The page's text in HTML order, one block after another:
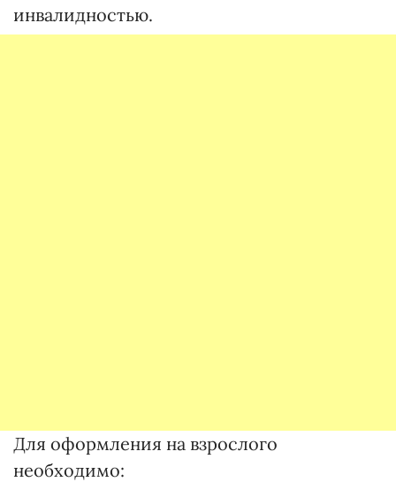
инвалидностью.
Для оформления на взрослого
необходимо: